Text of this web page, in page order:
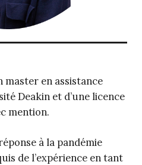
master en assistance
Deakin et d’une licence
mention.
à la pandémie
de l’expérience en tant